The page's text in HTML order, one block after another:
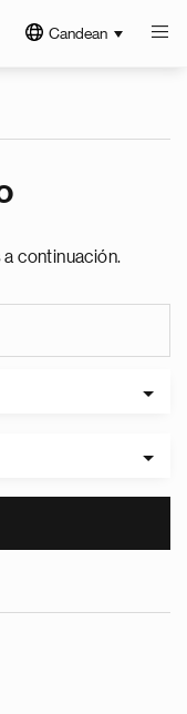
Candean
continuación.